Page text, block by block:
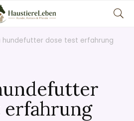
hundefutter dose test erfahrung